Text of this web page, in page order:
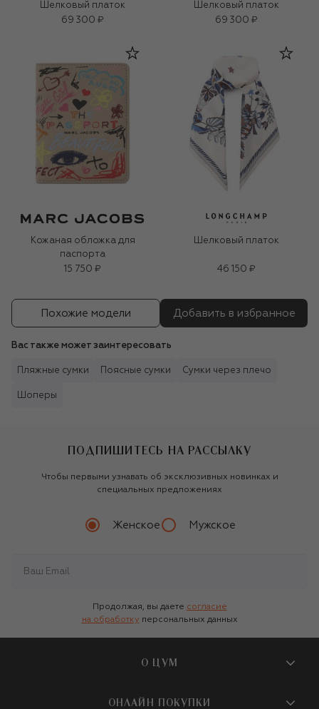
Шелковый платок
69 300 ₽
Шелковый платок
69 300 ₽
Кожаная обложка для
паспорта
15 750 ₽
Шелковый платок
46 150 ₽
Похожие модели Добавить в избранное
Вас также может заинтересовать
Пляжные сумки Поясные сумки Сумки через плечо
Шоперы
ПОДПИШИТЕСЬ НА РАССЫЛКУ
Чтобы первыми узнавать об эксклюзивных новинках и
специальных предложениях
Женское Мужское
Продолжая, вы даете согласие
на обработку персональных данных
О ЦУМ
О магазине
ОНЛАЙН ПОКУПКИ